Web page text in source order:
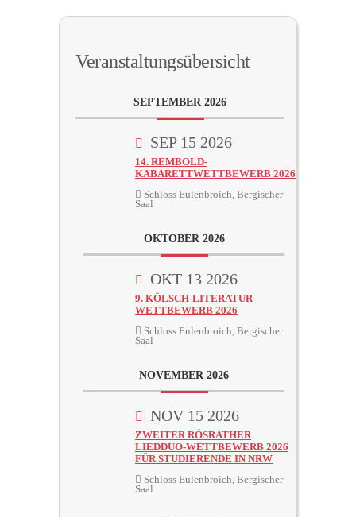
Veranstaltungsübersicht
SEPTEMBER 2026
SEP 15 2026
14. REMBOLD-
KABARETTWETTBEWERB 2026
Schloss Eulenbroich, Bergischer
Saal
OKTOBER 2026
OKT 13 2026
9. KÖLSCH-LITERATUR-
WETTBEWERB 2026
Schloss Eulenbroich, Bergischer
Saal
NOVEMBER 2026
NOV 15 2026
ZWEITER RÖSRATHER
LIEDDUO-WETTBEWERB 2026
FÜR STUDIERENDE IN NRW
Schloss Eulenbroich, Bergischer
Saal